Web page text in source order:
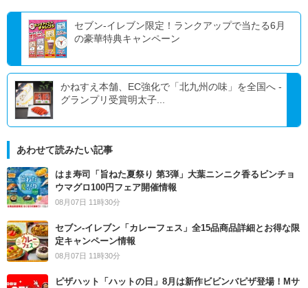
セブン‐イレブン限定！ランクアップで当たる6月
の豪華特典キャンペーン
かねすえ本舗、EC強化で「北九州の味」を全国へ -
グランプリ受賞明太子...
あわせて読みたい記事
はま寿司「旨ねた夏祭り 第3弾」大葉ニンニク香るビンチョ
ウマグロ100円フェア開催情報
08月07日 11時30分
セブン‐イレブン「カレーフェス」全15品商品詳細とお得な限
定キャンペーン情報
08月07日 11時30分
ピザハット「ハットの日」8月は新作ビビンバピザ登場！Mサ